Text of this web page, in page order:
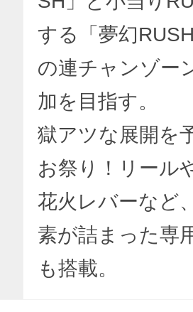
する「夢幻
の連チャンゾー
加を目指す。
獄アツな展開を
お祭り！リール
花火レバーなど
素が詰まった専
も搭載。